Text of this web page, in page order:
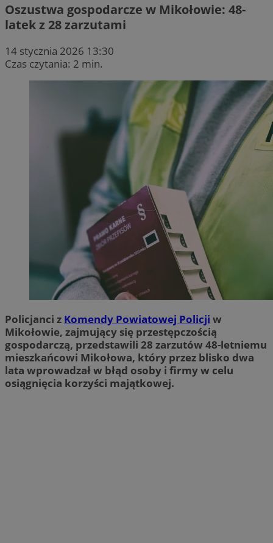
Oszustwa gospodarcze w Mikołowie: 48-
latek z 28 zarzutami
14 stycznia 2026 13:30
Czas czytania: 2 min.
Policjanci z Komendy Powiatowej Policji w
Mikołowie, zajmujący się przestępczością
gospodarczą, przedstawili 28 zarzutów 48-letniemu
mieszkańcowi Mikołowa, który przez blisko dwa
lata wprowadzał w błąd osoby i firmy w celu
osiągnięcia korzyści majątkowej.